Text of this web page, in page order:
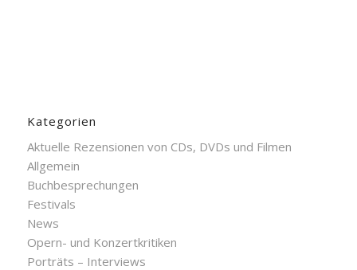
Kategorien
Aktuelle Rezensionen von CDs, DVDs und Filmen
Allgemein
Buchbesprechungen
Festivals
News
Opern- und Konzertkritiken
Porträts – Interviews